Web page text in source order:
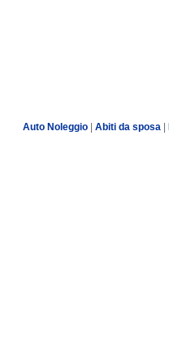
Auto Noleggio Abiti da sposa